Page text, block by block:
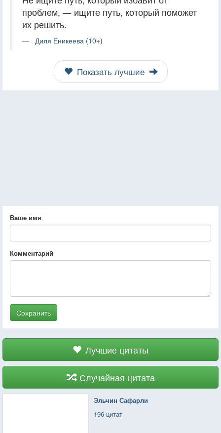
проблем, — ищите путь, который поможет
их решить.
Диля Еникеева (10+)
Показать лучшие
Ваше имя
Комментарий
Сохранить
Лучшие цитаты
Случайная цитата
Эльчин Сафарли
196 цитат